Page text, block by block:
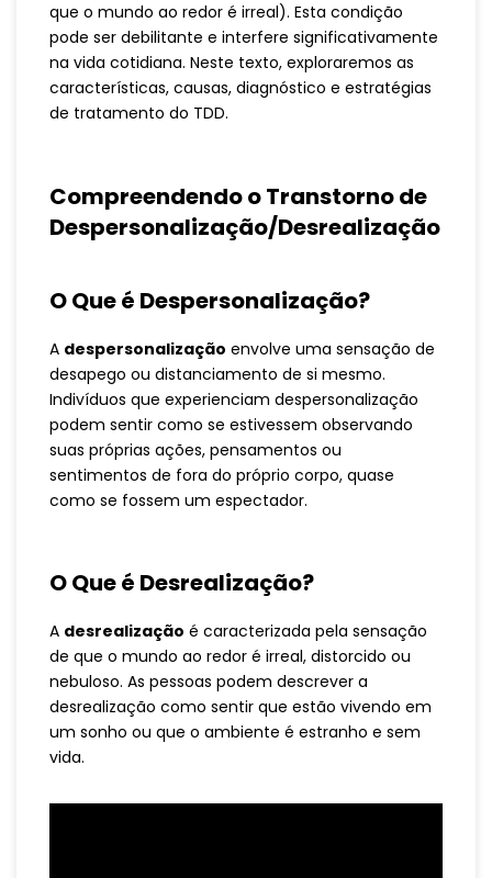
que o mundo ao redor é irreal). Esta condição
pode ser debilitante e interfere significativamente
na vida cotidiana. Neste texto, exploraremos as
características, causas, diagnóstico e estratégias
de tratamento do TDD.
Compreendendo o Transtorno de
Despersonalização/Desrealização
O Que é Despersonalização?
A despersonalização envolve uma sensação de
desapego ou distanciamento de si mesmo.
Indivíduos que experienciam despersonalização
podem sentir como se estivessem observando
suas próprias ações, pensamentos ou
sentimentos de fora do próprio corpo, quase
como se fossem um espectador.
O Que é Desrealização?
A desrealização é caracterizada pela sensação
de que o mundo ao redor é irreal, distorcido ou
nebuloso. As pessoas podem descrever a
desrealização como sentir que estão vivendo em
um sonho ou que o ambiente é estranho e sem
vida.